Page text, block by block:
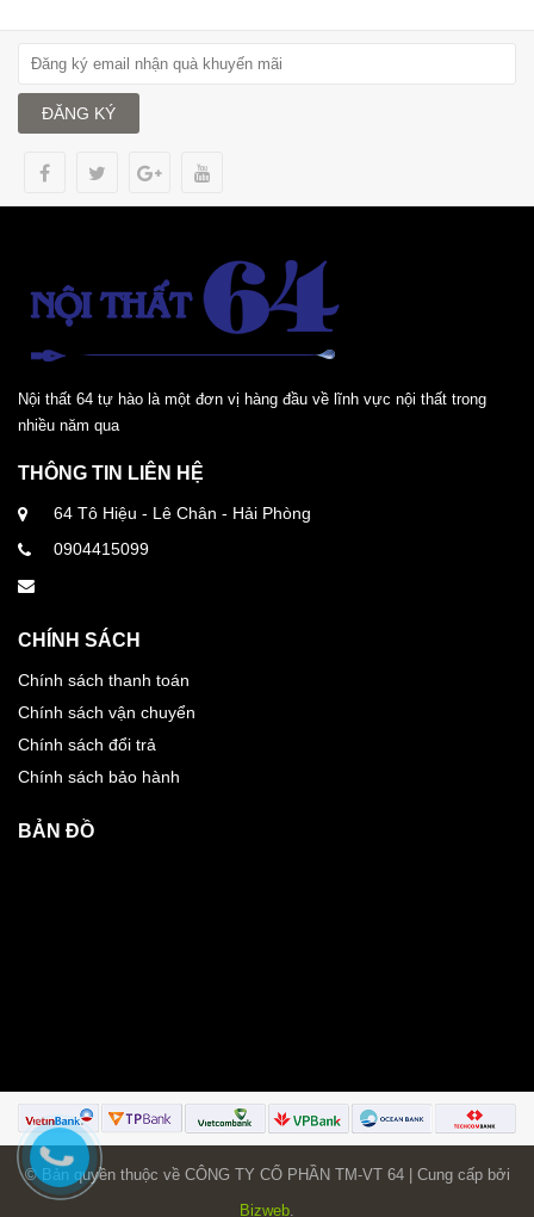
ĐĂNG KÝ
Nội thất 64 tự hào là một đơn vị hàng đầu về lĩnh vực nội thất trong
nhiều năm qua
THÔNG TIN LIÊN HỆ
64 Tô Hiệu - Lê Chân - Hải Phòng
0904415099
CHÍNH SÁCH
Chính sách thanh toán
Chính sách vận chuyển
Chính sách đổi trả
Chính sách bảo hành
BẢN ĐỒ
© Bản quyền thuộc về CÔNG TY CỔ PHẦN TM-VT 64 | Cung cấp bởi
Bizweb.